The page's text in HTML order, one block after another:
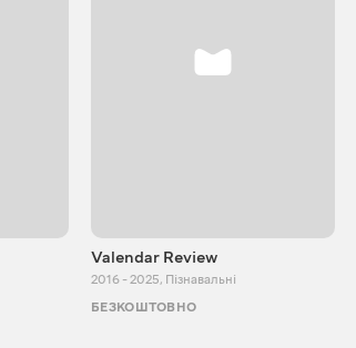
Valendar Review
2016 - 2025, Пізнавальні
БЕЗКОШТОВНО